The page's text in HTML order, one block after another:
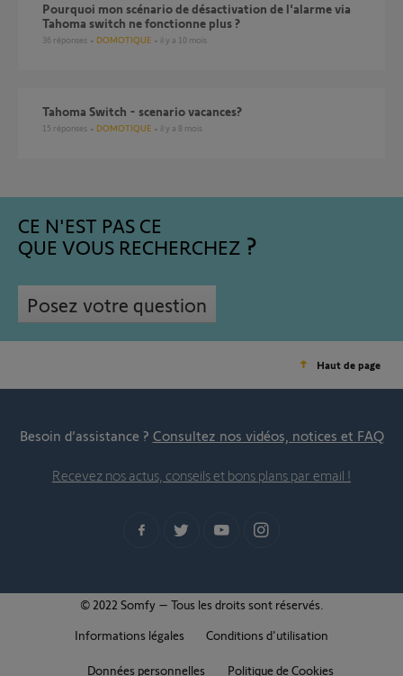
Pourquoi mon scénario de désactivation de l'alarme via
Tahoma switch ne fonctionne plus ?
36 réponses DOMOTIQUE il y a 10 mois
Tahoma Switch - scenario vacances?
15 réponses DOMOTIQUE il y a 8 mois
CE N'EST PAS CE
QUE VOUS RECHERCHEZ
Posez votre question
Haut de page
Besoin d’assistance ? Consultez nos vidéos, notices et FAQ
Recevez nos actus, conseils et bons plans par email !
© 2022 Somfy – Tous les droits sont réservés.
Informations légales
Conditions d'utilisation
Données personnelles Politique de Cookies